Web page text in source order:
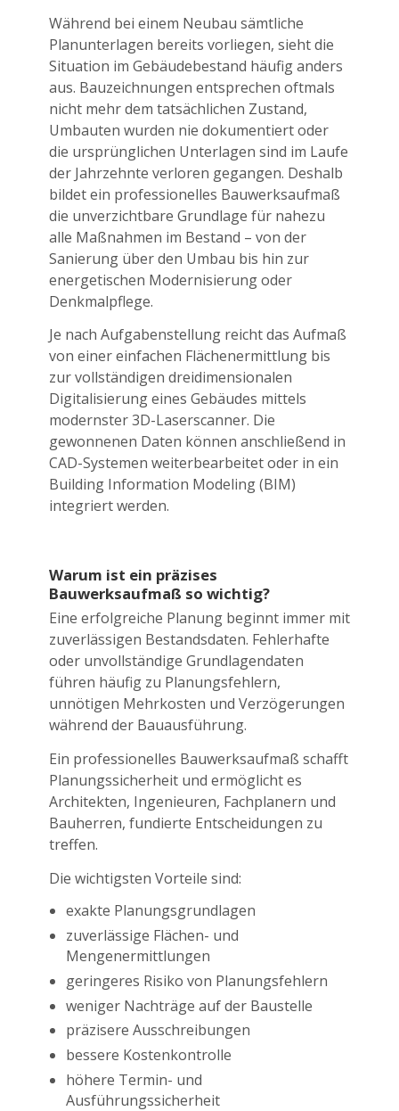
Während bei einem Neubau sämtliche
Planunterlagen bereits vorliegen, sieht die
Situation im Gebäudebestand häufig anders
aus. Bauzeichnungen entsprechen oftmals
nicht mehr dem tatsächlichen Zustand,
Umbauten wurden nie dokumentiert oder
die ursprünglichen Unterlagen sind im Laufe
der Jahrzehnte verloren gegangen. Deshalb
bildet ein professionelles Bauwerksaufmaß
die unverzichtbare Grundlage für nahezu
alle Maßnahmen im Bestand – von der
Sanierung über den Umbau bis hin zur
energetischen Modernisierung oder
Denkmalpflege.
Je nach Aufgabenstellung reicht das Aufmaß
von einer einfachen Flächenermittlung bis
zur vollständigen dreidimensionalen
Digitalisierung eines Gebäudes mittels
modernster 3D-Laserscanner. Die
gewonnenen Daten können anschließend in
CAD-Systemen weiterbearbeitet oder in ein
Building Information Modeling (BIM)
integriert werden.
Warum ist ein präzises
Bauwerksaufmaß so wichtig?
Eine erfolgreiche Planung beginnt immer mit
zuverlässigen Bestandsdaten. Fehlerhafte
oder unvollständige Grundlagendaten
führen häufig zu Planungsfehlern,
unnötigen Mehrkosten und Verzögerungen
während der Bauausführung.
Ein professionelles Bauwerksaufmaß schafft
Planungssicherheit und ermöglicht es
Architekten, Ingenieuren, Fachplanern und
Bauherren, fundierte Entscheidungen zu
treffen.
Die wichtigsten Vorteile sind:
exakte Planungsgrundlagen
zuverlässige Flächen- und
Mengenermittlungen
geringeres Risiko von Planungsfehlern
weniger Nachträge auf der Baustelle
präzisere Ausschreibungen
bessere Kostenkontrolle
höhere Termin- und
Ausführungssicherheit